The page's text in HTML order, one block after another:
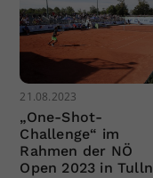
21.08.2023
„One-Shot-
Challenge“ im
Rahmen der NÖ
Open 2023 in Tulln